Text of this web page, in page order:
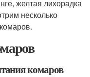
желтая лихорадка
несколько
комаров